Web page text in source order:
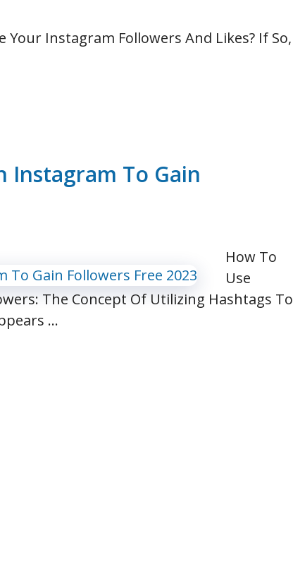
Your Instagram Followers And Likes? If So,
Instagram To Gain
How To
Use
The Concept Of Utilizing Hashtags To
…